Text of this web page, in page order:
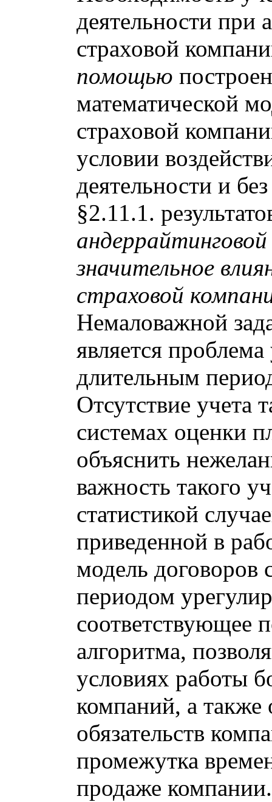
деятельности при
страховой
помощью
математической
страховой
условии
деятельности и
§2.11.1.
значительное
страховой
Немаловажной
является
длительным
Отсутствие учета
системах оценки
объяснить
важность такого
статистикой
приведенной в
модель договоров
периодом
соответствующее
алгоритма,
условиях работы
компаний, а также
обязательств
промежутка
продаже компании.